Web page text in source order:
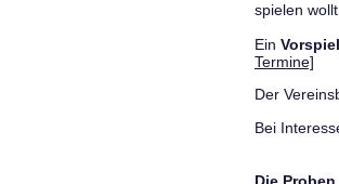
spielen wollt.
Ein Vorspiel
Termine]
Der
Bei